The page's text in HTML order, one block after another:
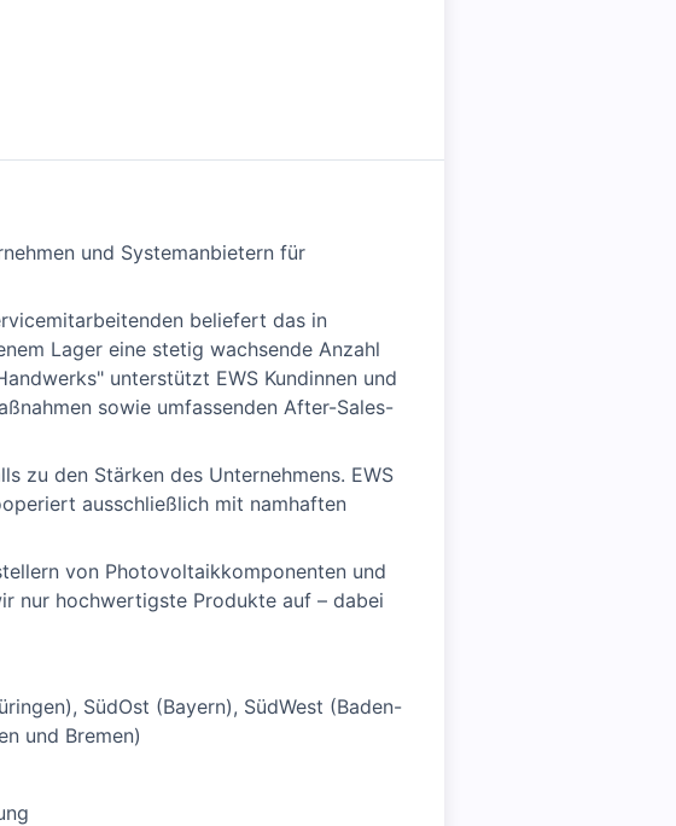
und Systemanbietern für
beliefert das in
Lager eine stetig wachsende Anzahl
unterstützt EWS Kundinnen und
sowie umfassenden After-Sales-
zu den Stärken des Unternehmens. EWS
ausschließlich mit namhaften
von Photovoltaikkomponenten und
nur hochwertigste Produkte auf – dabei
SüdOst (Bayern), SüdWest (Baden-
und Bremen)